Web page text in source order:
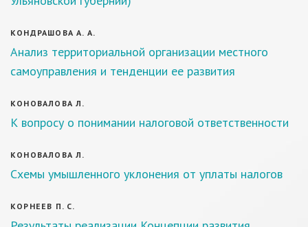
КОНДРАШОВА А. А.
Анализ территориальной организации местного
самоуправления и тенденции ее развития
КОНОВАЛОВА Л.
К вопросу о понимании налоговой ответственности
КОНОВАЛОВА Л.
Схемы умышленного уклонения от уплаты налогов
КОРНЕЕВ П. С.